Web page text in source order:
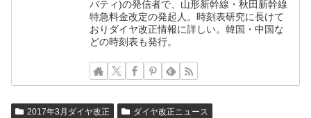
バティ)の発信者で、山形新幹線・秋田新幹線
特急料金改定の発起人。時刻表研究に長けて
おりダイヤ改正情報に詳しい。韓国・中国な
どの時刻表も発行。
2017年3月ダイヤ改正
ダイヤ改正ニュース